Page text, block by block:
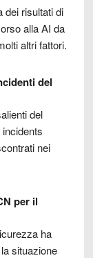
dei risultati di
alla AI da
altri fattori.
del
del
nei
per il
ha
situazione